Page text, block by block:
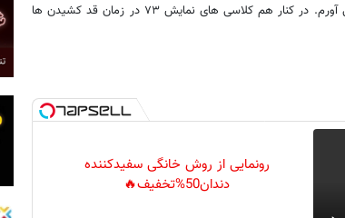
تو را با ایام دانشجویی لبریز از شوق زندگی به یاد می آورم. در کنار هم کلاسی های نمایش ۷۳ در زمان قد کشیدن ها
رونمایی از روش خانگی سفیدکننده
دندان50%تخفیف🔥